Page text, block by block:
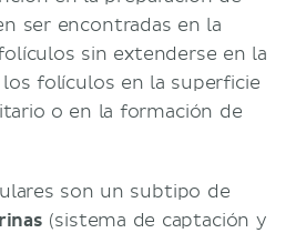
ser encontradas en la
sin extenderse en la
folículos en la superficie
o en la formación de
son un subtipo de
(sistema de captación y